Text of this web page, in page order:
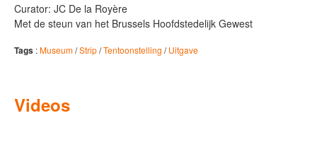
Curator: JC De la Royère
Met de steun van het Brussels Hoofdstedelijk Gewest
Tags :Museum/Strip/Tentoonstelling /Uitgave
Videos